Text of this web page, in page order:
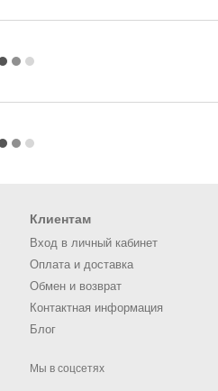
Клиентам
Вход в личный кабинет
Оплата и доставка
Обмен и возврат
Контактная информация
Блог
Мы в соцсетях